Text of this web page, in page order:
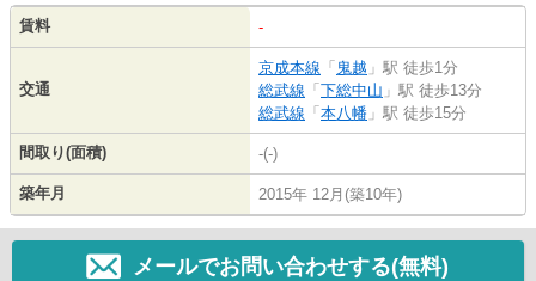
賃料 -
交通
京成本線 「 鬼越 」駅 徒歩1分
総武線 「 下総中山 」駅 徒歩13分
総武線 「 本八幡 」駅 徒歩15分
間取り(面積) -(-)
築年月 2015年 12月(築10年)
メールでお問い合わせする(無料)